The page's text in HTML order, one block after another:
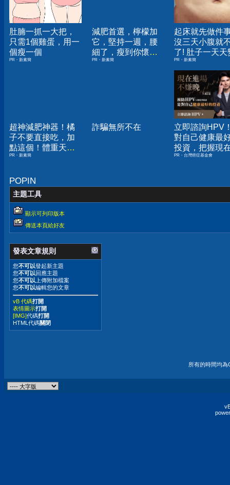
肚腩一抓一大把，
只需1個雞蛋，用一
個瘦一個
PR・新素簡
減肥首選，檸檬加
它，堅持一週，腰
細了，瘦到你懷疑
人生
PR・新素簡
起床就先做件
沒三天小腹就
了! 肚子一天天
小！
PR・新素簡
超神減肥神器！橘
子不要直接吃，加
點這個！體重天天
下降
PR・新素簡
詐騙無所不在
立即諮詢HPV
對自己健康最
投資，把握現
嫌晚！
PR・台灣癌症基金會
POPIN
主題工具
顯示可列印版本
傳送本頁給好友
發表文章規則
您不可以發起新主題
您不可以 回應主題
您不可以 上傳附加檔案
您不可以編輯您的文章
vB 代碼打開
表情圖示打開
[IMG]代碼打開
HTML代碼關閉
所有的時間均為